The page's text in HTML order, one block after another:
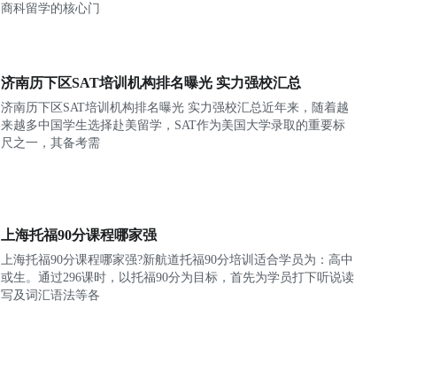
商科留学的核心门
济南历下区SAT培训机构排名曝光 实力强校汇总
济南历下区SAT培训机构排名曝光 实力强校汇总近年来，随着越
来越多中国学生选择赴美留学，SAT作为美国大学录取的重要标
尺之一，其备考需
上海托福90分课程哪家强
上海托福90分课程哪家强?新航道托福90分培训适合学员为：高中
或生。通过296课时，以托福90分为目标，首先为学员打下听说读
写及词汇语法等各